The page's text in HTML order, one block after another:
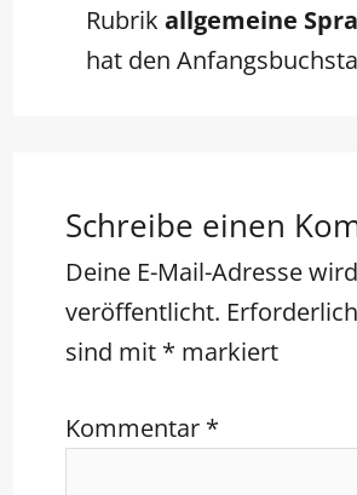
Rubrik allgemeine
hat den
Schreibe einen
Deine E-Mail-Adresse
veröffentlicht.
sind mit * markiert
Kommentar *